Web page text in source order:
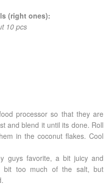
(right ones):
10 pcs
processor so that they are
and blend it until its done. Roll
in the coconut flakes. Cool
guys favorite, a bit juicy and
bit too much of the salt, but